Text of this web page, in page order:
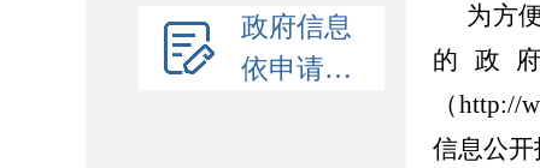
政府信息
依申请公开
为方
的政
（http://
信息公